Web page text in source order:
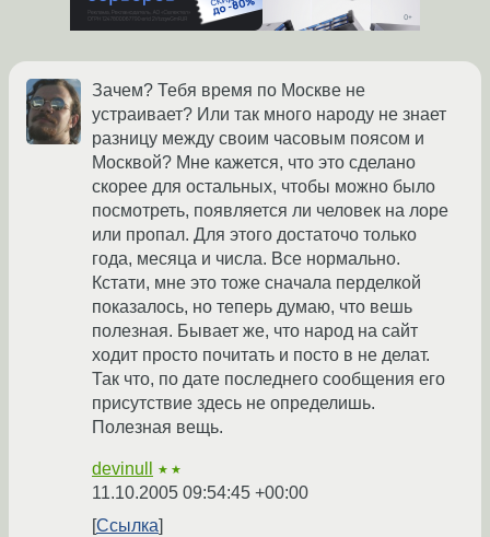
Зачем? Тебя время по Москве не
устраивает? Или так много народу не знает
разницу между своим часовым поясом и
Москвой? Мне кажется, что это сделано
скорее для остальных, чтобы можно было
посмотреть, появляется ли человек на лоре
или пропал. Для этого достаточо только
года, месяца и числа. Все нормально.
Кстати, мне это тоже сначала перделкой
показалось, но теперь думаю, что вешь
полезная. Бывает же, что народ на сайт
ходит просто почитать и посто в не делат.
Так что, по дате последнего сообщения его
присутствие здесь не определишь.
Полезная вещь.
devinull ★★
11.10.2005 09:54:45 +00:00
Ссылка